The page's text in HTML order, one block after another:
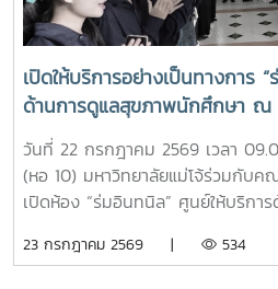
มั่นและดำเนินตามรอยคุณงามควา
ตนเป็นคนดี มีความรับผิดชอบ ยึด
พยาบาลศาสตร์ มหาวิทยาลัยแม่โจ้ ที่
อดทน สู้งาน” เพื่อเติบโตเป็นบัณฑิ
กำลังสำคัญของสังคมในอนาคตพร้
รักษาการหัวหน้างานหอพักนักศึกษา
ดำเนินงานของหอพักนักศึกษา พร้อม
การใช้ชีวิตในรั้วมหาวิทยาลัย และ นา
การอนุรักษ์ศิลปวัฒนธรรม และกิจก
เปิดให้บริการอย่างเป็นทางการ
ด้านการดูแลสุขภาพนักศึกษา
วันที่ 22 กรกฎาคม 2569 เวลา
(หอ 10) มหาวิทยาลัยแม่โจ้ร่วมกับ
เปิดห้อง “ร่มอินทนิล” ศูนย์ให้บริกา
ดร.เทพ พงษ์พานิช นายกสภามหาวิท
23 กรกฎาคม 2569 | 534